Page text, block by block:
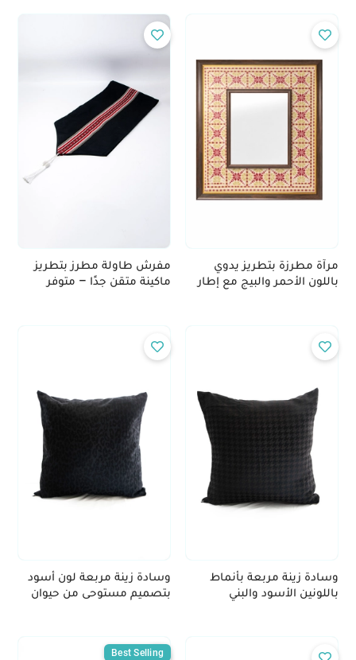
مرآة مطرزة بتطريز يدوي
باللون الأحمر والبيج مع إطار
مفرش طاولة مطرز بتطريز
ماكينة متقن جدًا – متوفر
وسادة زينة مربعة بأنماط
باللونين الأسود والبني
وسادة زينة مربعة لون أسود
بتصميم مستوحى من حيوان
Best Selling